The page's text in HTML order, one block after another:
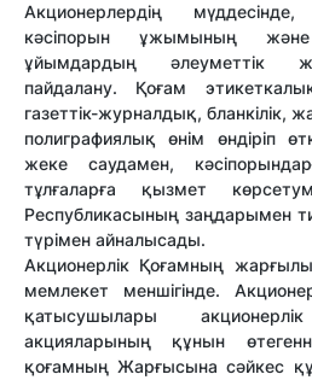
Акционерлердің
кәсіпорын ұжымының
ұйымдардың әлеуметтік
пайдалану. Қоғам
газеттік-журналдық, бланкілік,
полиграфиялық өнім өндіріп
жеке саудамен,
тұлғаларға қызмет
Республикасының заңдарымен
түрімен айналысады.
Акционерлік Қоғамның
мемлекет меншігінде.
қатысушылары
акцияларының құнын
қоғамның Жарғысына сәйкес